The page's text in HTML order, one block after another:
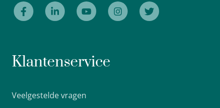
Klantenservice
Veelgestelde vragen